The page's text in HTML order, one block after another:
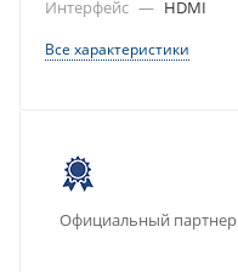
Интерфейс — HDMI
Все характеристики
Официальный партнер